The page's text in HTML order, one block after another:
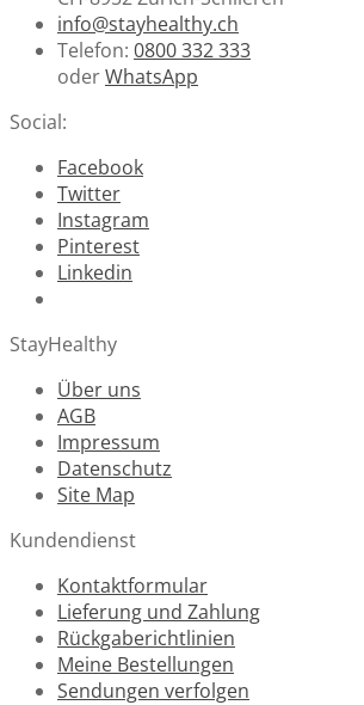
info@stayhealthy.ch
Telefon: 0800 332 333
oderWhatsApp
Social:
Facebook
Twitter
Instagram
Pinterest
Linkedin
StayHealthy
Über uns
AGB
Impressum
Datenschutz
Site Map
Kundendienst
Kontaktformular
Lieferung und Zahlung
Rückgaberichtlinien
Meine Bestellungen
Sendungen verfolgen